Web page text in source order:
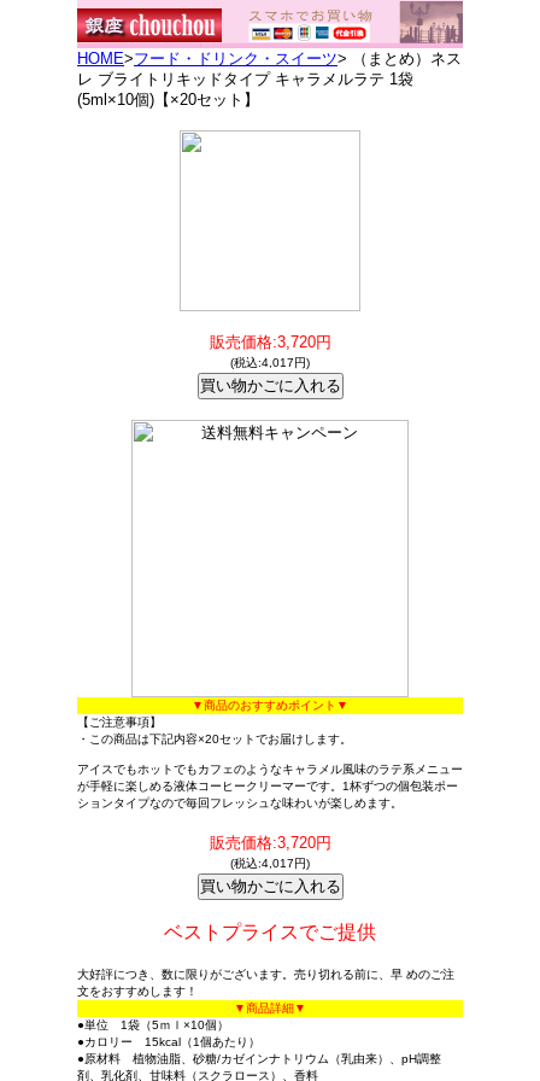
HOME>フード・ドリンク・スイーツ> （まとめ）ネス
レ ブライトリキッドタイプ キャラメルラテ 1袋
(5ml×10個)【×20セット】
販売価格:3,720円
(税込:4,017円)
▼商品のおすすめポイント▼
【ご注意事項】
・この商品は下記内容×20セットでお届けします。
アイスでもホットでもカフェのようなキャラメル風味のラテ系メニュー
が手軽に楽しめる液体コーヒークリーマーです。1杯ずつの個包装ポー
ションタイプなので毎回フレッシュな味わいが楽しめます。
販売価格:3,720円
(税込:4,017円)
ベストプライスでご提供
大好評につき、数に限りがございます。売り切れる前に、早 めのご注
文をおすすめします！
▼商品詳細▼
●単位 1袋（5ｍｌ×10個）
●カロリー 15kcal（1個あたり）
●原材料 植物油脂、砂糖/カゼインナトリウム（乳由来）、pH調整
剤、乳化剤、甘味料（スクラロース）、香料